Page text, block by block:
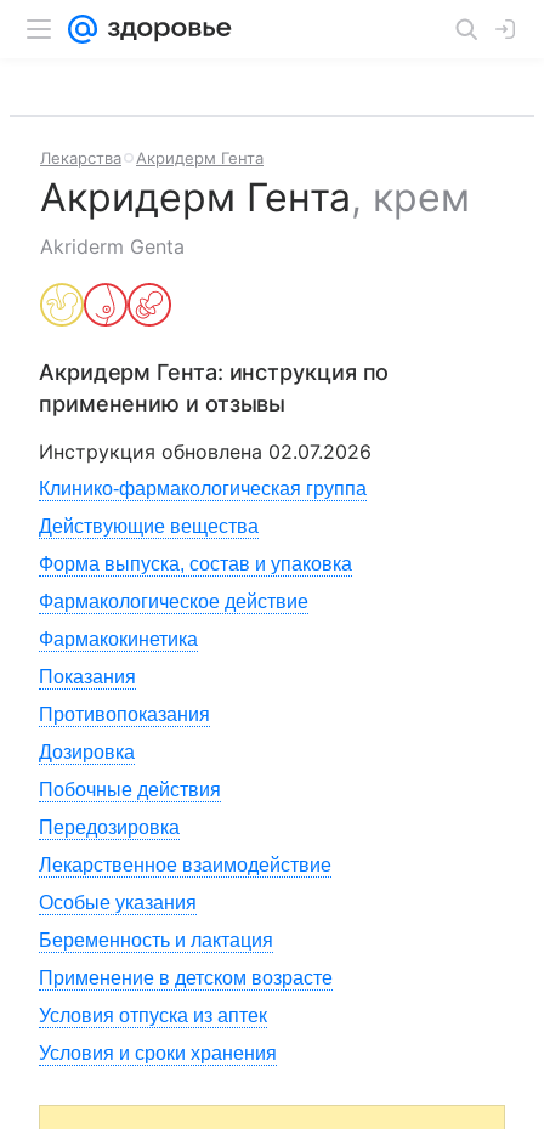
Лекарства Акридерм Гента
Акридерм Гента, крем
Akriderm Genta
Акридерм Гента: инструкция по
применению и отзывы
Инструкция обновлена 02.07.2026
Клинико-фармакологическая группа
Действующие вещества
Форма выпуска, состав и упаковка
Фармакологическое действие
Фармакокинетика
Показания
Противопоказания
Дозировка
Побочные действия
Передозировка
Лекарственное взаимодействие
Особые указания
Беременность и лактация
Применение в детском возрасте
Условия отпуска из аптек
Условия и сроки хранения